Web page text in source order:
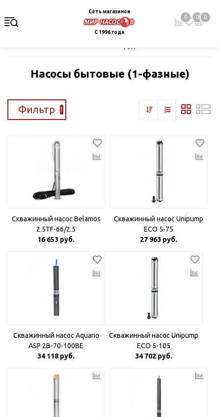
Сеть магазинов
С 1996 года
0 0 0
Насосы бытовые (1-фазные)
Фильтр 1
Скважинный насос Belamos
2.5TF-66/2.5
16 653 руб.
Скважинный насос Unipump
ECO 5-75
27 963 руб.
Скважинный насос Aquario
ASP 2B-70-100BE
34 118 руб.
Скважинный насос Unipump
ECO 5-105
34 702 руб.